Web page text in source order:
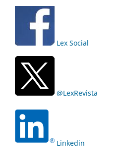
Lex Social
@LexRevista
Linkedin